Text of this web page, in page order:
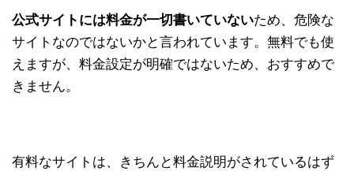
公式サイトには料金が一切書いていないため、危険な
サイトなのではないかと言われています。無料でも使
えますが、料金設定が明確ではないため、おすすめで
きません。
有料なサイトは、きちんと料金説明がされているはず